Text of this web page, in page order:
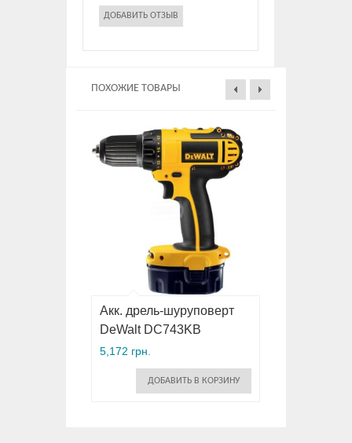
ПОХОЖИЕ ТОВАРЫ
Акк. дрель-шуруповерт
DeWalt DC743KB
5,172 грн.
ДОБАВИТЬ В КОРЗИНУ